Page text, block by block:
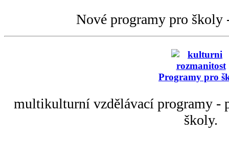
Nové programy pro
Programy pro
multikulturní vzdělávací programy -
školy.